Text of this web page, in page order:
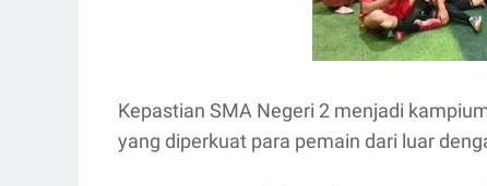
Kepastian SMA Negeri 2 menjadi
yang diperkuat para pemain dari luar